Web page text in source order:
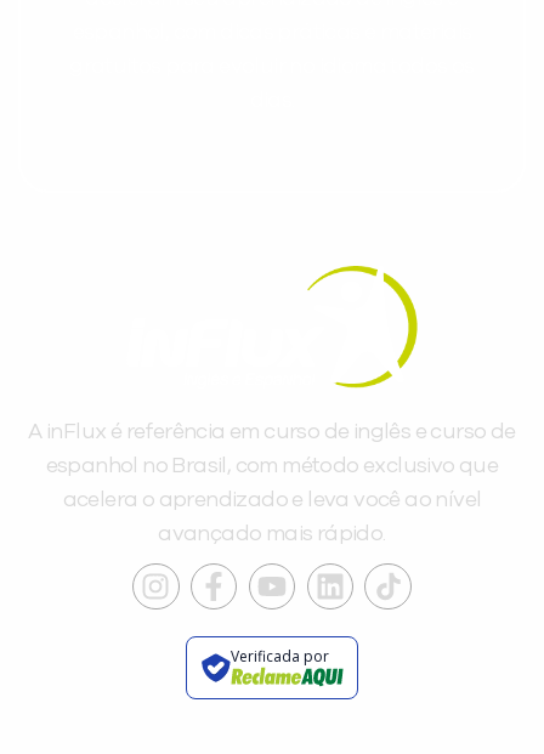
A inFlux é referência em curso de inglês e curso de
espanhol no Brasil, com método exclusivo que
acelera o aprendizado e leva você ao nível
avançado mais rápido.
Verificada por